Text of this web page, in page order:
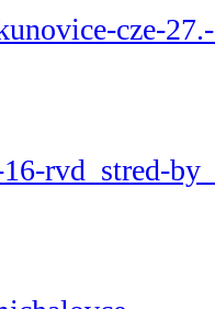
cze-
rvd_stred-